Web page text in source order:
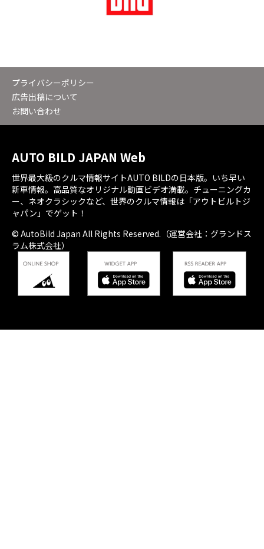
プライバシーポリシー
広告出稿について
お問い合わせ
AUTO BILD JAPAN Web
世界最大級のクルマ情報サイトAUTO BILDの日本版。いち早い
新車情報。高品質なオリジナル動画ビデオ満載。チューニングカ
ー、ネオクラシックなど、世界のクルマ情報は「アウトビルトジ
ャパン」でゲット！
© AutoBild Japan All Rights Reserved.（運営会社：グランドス
ラム株式会社）